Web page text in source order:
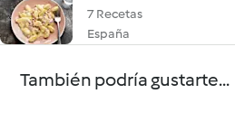
7 Recetas
España
También podría gustarte...